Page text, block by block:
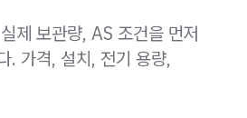
제 보관량, AS 조건을 먼저
. 가격, 설치, 전기 용량,